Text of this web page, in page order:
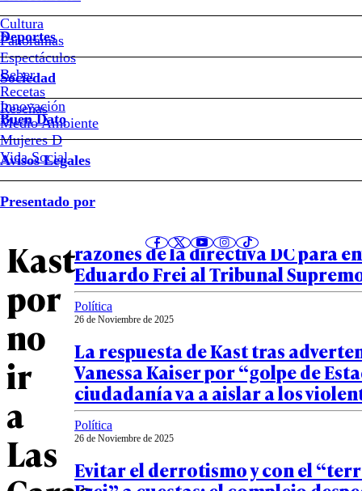
Cultura
Panoramas
Espectáculos
Beber
Recetas
Reseñas
Deportes
Sociedad
Innovación
Medio Ambiente
Mujeres D
Vida Social
Buen Dato
Avisos Legales
Presentado por
#José
Antonio
Kast
Don
Francisco
disculpó
a
Kast
por
no
ir
a
Las
Notas relacionadas
26 de Noviembre de 2025
“Estamos frente a hechos
razones de la directiva DC para
Eduardo Frei al Tribunal
Política
26 de Noviembre de 2025
La respuesta de Kast tras
Vanessa Kaiser por “golpe de
ciudadanía va a aislar a los
Política
26 de Noviembre de 2025
Evitar el derrotismo y con el